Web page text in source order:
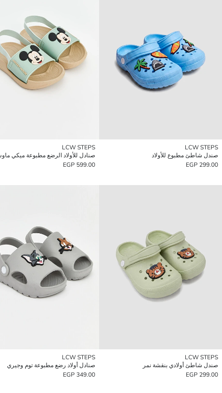
LCW STEPS
صندل شاطئ مطبوع للأولاد
299.00 EGP
LCW STEPS
صنادل للأولاد الرضع مطبوعة ميكي
599.00 EGP
LCW STEPS
صندل شاطئ أولادي بنقشة نمر
299.00 EGP
LCW STEPS
صنادل أولاد رضع مطبوعة توم وجيري
349.00 EGP